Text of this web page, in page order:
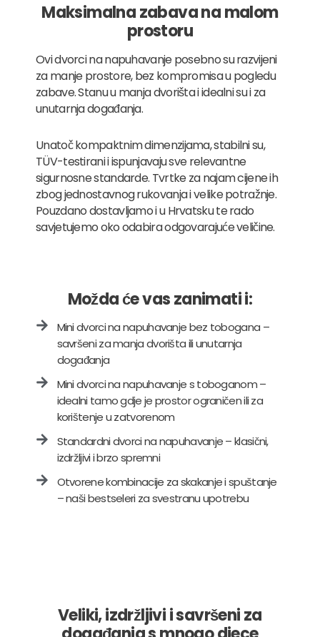
Maksimalna zabava na malom
prostoru
Ovi dvorci na napuhavanje posebno su razvijeni
za manje prostore, bez kompromisa u pogledu
zabave. Stanu u manja dvorišta i idealni su i za
unutarnja događanja.
Unatoč kompaktnim dimenzijama, stabilni su,
TÜV-testirani i ispunjavaju sve relevantne
sigurnosne standarde. Tvrtke za najam cijene ih
zbog jednostavnog rukovanja i velike potražnje.
Pouzdano dostavljamo i u Hrvatsku te rado
savjetujemo oko odabira odgovarajuće veličine.
Možda će vas zanimati i:
Mini dvorci na napuhavanje bez tobogana –
savršeni za manja dvorišta ili unutarnja
događanja
Mini dvorci na napuhavanje s toboganom –
idealni tamo gdje je prostor ograničen ili za
korištenje u zatvorenom
Standardni dvorci na napuhavanje – klasični,
izdržljivi i brzo spremni
Otvorene kombinacije za skakanje i spuštanje
– naši bestseleri za svestranu upotrebu
Veliki, izdržljivi i savršeni za